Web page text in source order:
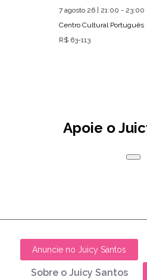
7 agosto 26 | 21:00 - 23:00
Centro Cultural Português
R$ 63-113
Apoie o
Anuncie no Juicy Santos
Sobre o Juicy Santos